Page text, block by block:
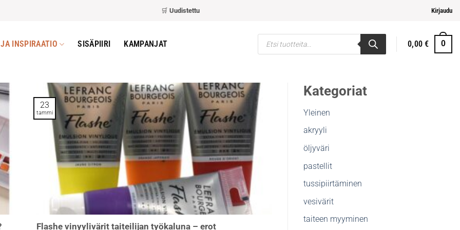
Uudistettu kassa– nopeampi ja helpompi maksaminen Kirjaudu
INSPIRAATIO SISÄPIIRI KAMPANJAT
Products
search
0,00€ 0
Flashe vinyylivärit taiteilijan työkaluna – erot
23
tammi
Kategoriat
Yleinen
akryyli
öljyväri
pastellit
tussipiirtäminen
vesivärit
taiteen myyminen